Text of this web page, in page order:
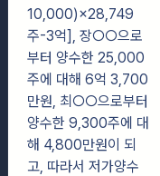
10,000)×28,749
주-3억], 장○○으로
부터 양수한 25,000
주에 대해 6억 3,700
만원, 최○○으로부터
양수한 9,300주에 대
해 4,800만원이 되
고, 따라서 저가양수